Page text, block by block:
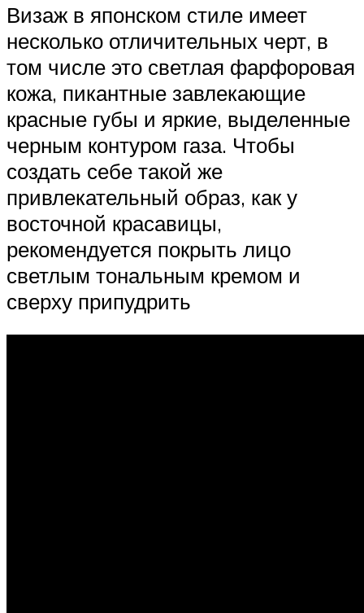
Визаж в японском стиле имеет
несколько отличительных черт, в
том числе это светлая фарфоровая
кожа, пикантные завлекающие
красные губы и яркие, выделенные
черным контуром газа. Чтобы
создать себе такой же
привлекательный образ, как у
восточной красавицы,
рекомендуется покрыть лицо
светлым тональным кремом и
сверху припудрить